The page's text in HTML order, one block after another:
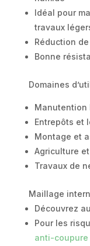
Idéal pour
travaux
Réduction
Bonne
Domaines
Manutention
Entrepôts et
Montage et
Agriculture
Travaux de
Maillage
Découvrez
Pour les
anti-coupure